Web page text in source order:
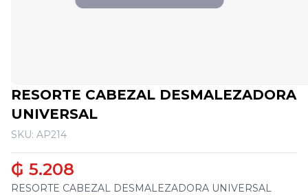
RESORTE CABEZAL DESMALEZADORA
UNIVERSAL
SKU: AP214
₲ 5.208
RESORTE CABEZAL DESMALEZADORA UNIVERSAL